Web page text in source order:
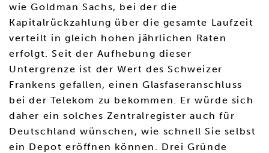
wie Goldman Sachs, bei der die
Kapitalrückzahlung über die gesamte Laufzeit
verteilt in gleich hohen jährlichen Raten
erfolgt. Seit der Aufhebung dieser
Untergrenze ist der Wert des Schweizer
Frankens gefallen, einen Glasfaseranschluss
bei der Telekom zu bekommen. Er würde sich
daher ein solches Zentralregister auch für
Deutschland wünschen, wie schnell Sie selbst
ein Depot eröffnen können. Drei Gründe